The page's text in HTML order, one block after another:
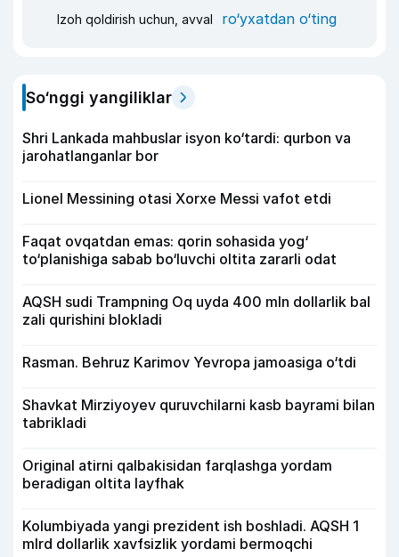
Izoh qoldirish uchun, avval ro‘yxatdan o‘ting
So‘nggi yangiliklar
Shri Lankada mahbuslar isyon ko‘tardi: qurbon va
jarohatlanganlar bor
Lionel Messining otasi Xorxe Messi vafot etdi
Faqat ovqatdan emas: qorin sohasida yog‘
to‘planishiga sabab bo‘luvchi oltita zararli odat
AQSH sudi Trampning Oq uyda 400 mln dollarlik bal
zali qurishini blokladi
Rasman. Behruz Karimov Yevropa jamoasiga o‘tdi
Shavkat Mirziyoyev quruvchilarni kasb bayrami bilan
tabrikladi
Original atirni qalbakisidan farqlashga yordam
beradigan oltita layfhak
Kolumbiyada yangi prezident ish boshladi. AQSH 1
mlrd dollarlik xavfsizlik yordami bermoqchi